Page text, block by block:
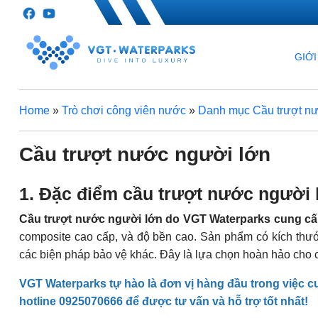
Home» Trò chơi công viên nước» Danh mục Cầu trượt
Cầu trượt nước người lớn
1. Đặc điểm cầu trượt nước người
Cầu trượt nước người lớn do VGT Waterparks cung
composite cao cấp, và độ bền cao. Sản phẩm có kích
các biện pháp bảo vệ khác. Đây là lựa chọn hoàn hảo
VGT Waterparks tự hào là đơn vị hàng đầu trong việc
hotline 0925070666 để được tư vấn và hỗ trợ tốt nhất!